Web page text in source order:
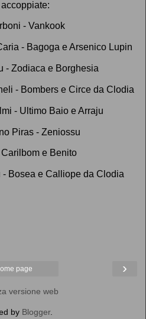
- Vankook
- Bagoga e Arsenico Lupin
- Zodiaca e Borghesia
- Bombers e Circe da Clodia
- Ultimo Baio e Arraju
Piras - Zeniossu
e Benito
Bosea e Calliope da Clodia
›
page
versione web
by Blogger.